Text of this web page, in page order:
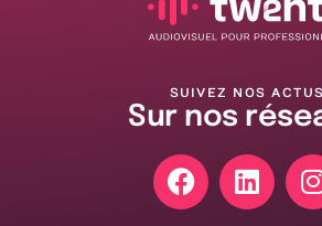
SUIVEZ NOS ACTUS
Sur nos